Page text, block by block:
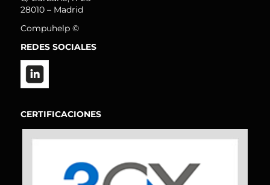
28010 – Madrid
Compuhelp ©
REDES SOCIALES
CERTIFICACIONES